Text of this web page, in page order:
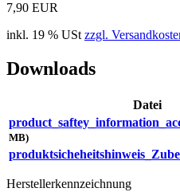
7,90 EUR
inkl. 19 % USt zzgl.
Downloads
Datei
MB)
Herstellerkennzeichnung